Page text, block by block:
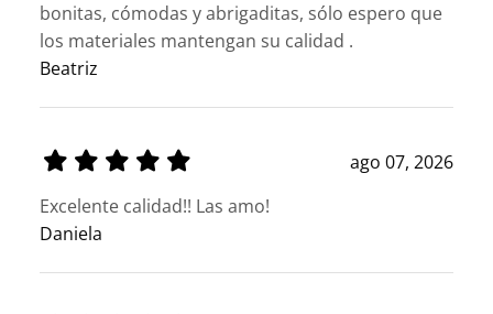
bonitas, cómodas y abrigaditas, sólo espero que
los materiales mantengan su calidad .
Beatriz
ago 07, 2026
Excelente calidad!! Las amo!
Daniela